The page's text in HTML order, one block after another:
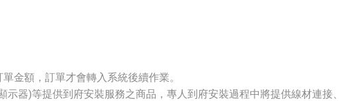
金額，訂單才會轉入系統後續作業。
器)等提供到府安裝服務之商品，專人到府安裝過程中將提供線材連接